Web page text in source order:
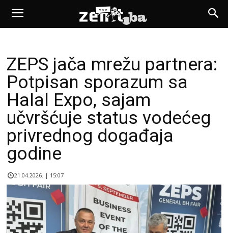
ZEPS jača mrežu partnera:
Potpisan sporazum sa
Halal Expo, sajam
učvršćuje status vodećeg
privrednog događaja
godine
21.04.2026. | 15:07